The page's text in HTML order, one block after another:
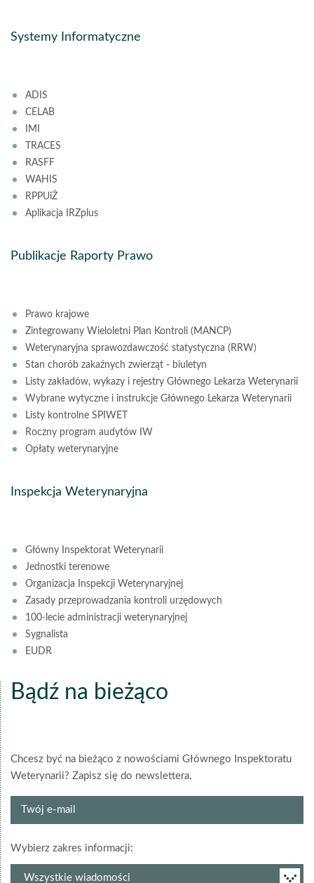
Systemy Informatyczne
ADIS
CELAB
IMI
TRACES
RASFF
WAHIS
RPPUiŻ
Aplikacja IRZplus
Publikacje Raporty Prawo
Prawo krajowe
Zintegrowany Wieloletni Plan Kontroli (MANCP)
Weterynaryjna sprawozdawczość statystyczna (RRW)
Stan chorób zakaźnych zwierząt - biuletyn
Listy zakładów, wykazy i rejestry Głównego Lekarza Weterynarii
Wybrane wytyczne i instrukcje Głównego Lekarza Weterynarii
Listy kontrolne SPIWET
Roczny program audytów IW
Opłaty weterynaryjne
Inspekcja Weterynaryjna
Główny Inspektorat Weterynarii
Jednostki terenowe
Organizacja Inspekcji Weterynaryjnej
Zasady przeprowadzania kontroli urzędowych
100-lecie administracji weterynaryjnej
Sygnalista
EUDR
Bądź na bieżąco
Chcesz być na bieżąco z nowościami Głównego Inspektoratu
Weterynarii? Zapisz się do newslettera.
Twój
Wybierz zakres informacji:
newslettera